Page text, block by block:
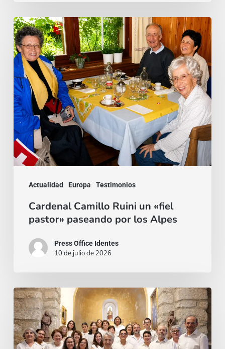
Actualidad Europa Testimonios
Cardenal
Camillo
Ruini
un
«fiel
pastor»
paseando
por
los
Cardenal Camillo Ruini un «fiel
pastor» paseando por los Alpes
Press Office Identes
10 de julio de 2026
La
voz
que
une: